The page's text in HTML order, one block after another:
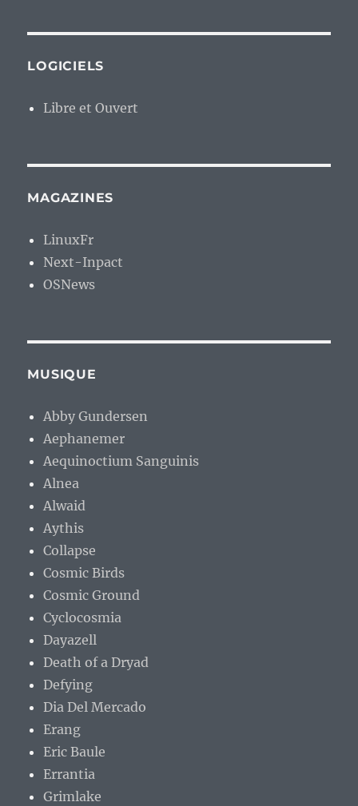
LOGICIELS
Libre et Ouvert
MAGAZINES
LinuxFr
Next-Inpact
OSNews
MUSIQUE
Abby Gundersen
Aephanemer
Aequinoctium Sanguinis
Alnea
Alwaid
Aythis
Collapse
Cosmic Birds
Cosmic Ground
Cyclocosmia
Dayazell
Death of a Dryad
Defying
Dia Del Mercado
Erang
Eric Baule
Errantia
Grimlake